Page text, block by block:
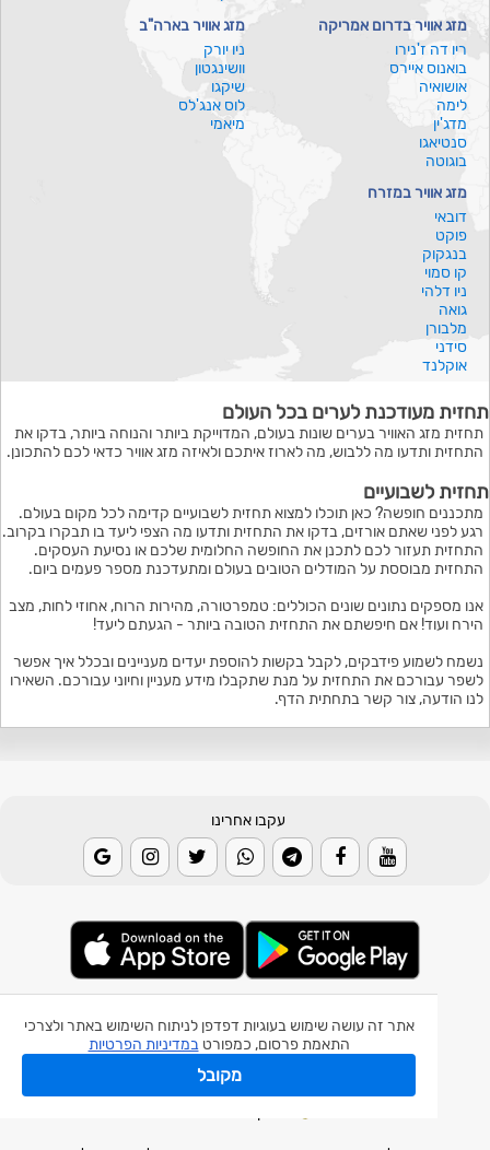
אתר זה עושה שימוש בעוגיות דפדפן לניתוח השימוש באתר ולצרכי
התאמת פרסום, כמפורטבמדיניות הפרטיות
מקובל
מזג אוויר בדרום אמריקה
ריו דה ז'נירו
בואנוס איירס
אושואיה
לימה
מדג'ין
סנטיאגו
בוגוטה
מזג אוויר בארה"ב
ניו יורק
וושינגטון
שיקגו
לוס אנג'לס
מיאמי
מזג אוויר במזרח
דובאי
פוקט
בנגקוק
קו סמוי
ניו דלהי
גואה
מלבורן
סידני
אוקלנד
תחזית מעודכנת לערים בכל העולם
תחזית מזג האוויר בערים שונות בעולם, המדוייקת ביותר והנוחה ביותר, בדקו את
התחזית ותדעו מה ללבוש, מה לארוז איתכם ולאיזה מזג אוויר כדאי לכם להתכונן.
תחזית לשבועיים
מתכננים חופשה? כאן תוכלו למצוא תחזית לשבועיים קדימה לכל מקום בעולם.
רגע לפני שאתם אורזים, בדקו את התחזית ותדעו מה הצפי ליעד בו תבקרו בקרוב.
התחזית תעזור לכם לתכנן את החופשה החלומית שלכם או נסיעת העסקים.
התחזית מבוססת על המודלים הטובים בעולם ומתעדכנת מספר פעמים ביום.
אנו מספקים נתונים שונים הכוללים: טמפרטורה, מהירות הרוח, אחוזי לחות, מצב
הירח ועוד! אם חיפשתם את התחזית הטובה ביותר - הגעתם ליעד!
נשמח לשמוע פידבקים, לקבל בקשות להוספת יעדים מעניינים ובכלל איך אפשר
לשפר עבורכם את התחזית על מנת שתקבלו מידע מעניין וחיוני עבורכם. השאירו
לנו הודעה, צור קשר בתחתית הדף.
עקבו אחרינו
אפליקצית מזג אוויר
אפליקצית רעידת אדמה